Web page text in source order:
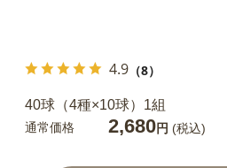
4.9 （8）
40球（4種×10球）1組
通常価格 2,680円 (税込)